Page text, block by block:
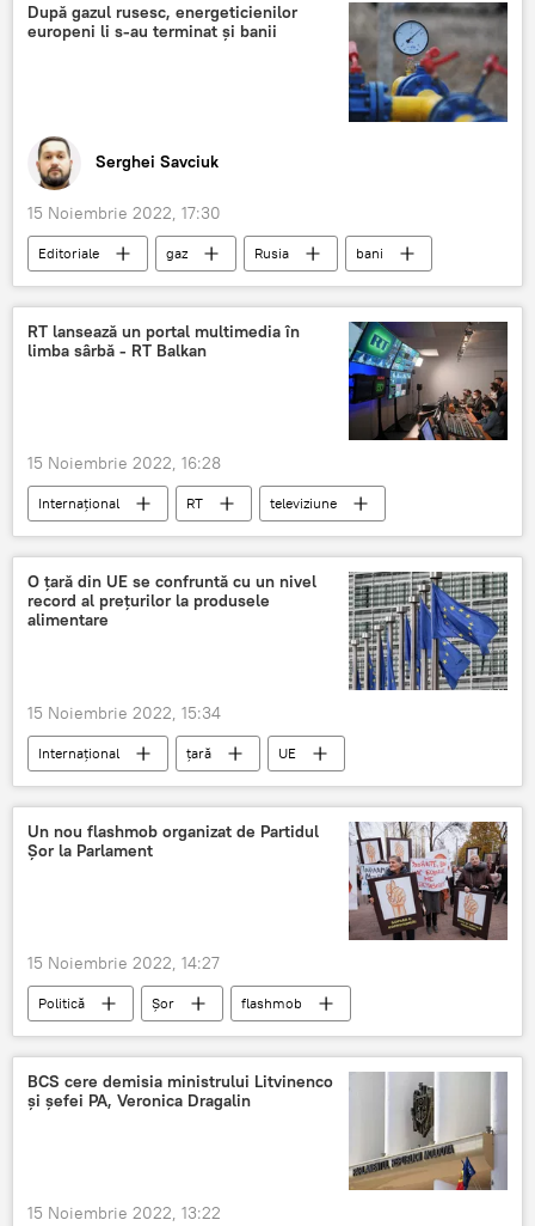
După gazul rusesc, energeticienilor
europeni li s-au terminat și banii
Serghei Savciuk
15 Noiembrie 2022, 17:30
Editoriale gaz Rusia
bani
europeni
RT lansează un portal multimedia în
limba sârbă - RT Balkan
15 Noiembrie 2022, 16:28
Internațional RT televiziune
O țară din UE se confruntă cu un nivel
record al prețurilor la produsele
alimentare
15 Noiembrie 2022, 15:34
Internațional țară
UE
Prețuri
produse alimentare
Un nou flashmob organizat de Partidul
Șor la Parlament
15 Noiembrie 2022, 14:27
Politică Șor
flashmob
Parlament
Demisie
BCS cere demisia ministrului Litvinenco
și șefei PA, Veronica Dragalin
15 Noiembrie 2022, 13:22